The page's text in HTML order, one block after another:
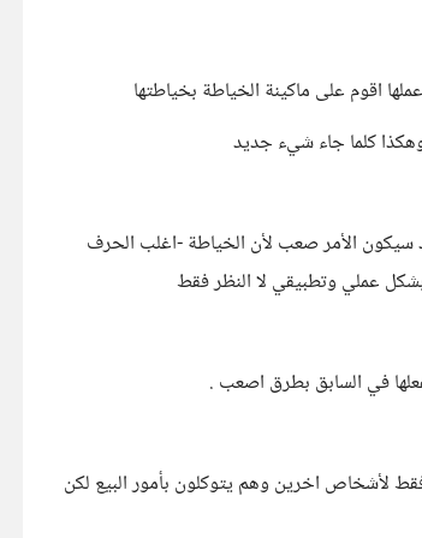
اقوم على ماكينة الخياطة بخياطتها
كلما جاء شيء جديد
الأمر صعب لأن الخياطة -اغلب الحرف
عملي وتطبيقي لا النظر فقط
في السابق بطرق اصعب .
لأشخاص اخرين وهم يتوكلون بأمور البيع لكن